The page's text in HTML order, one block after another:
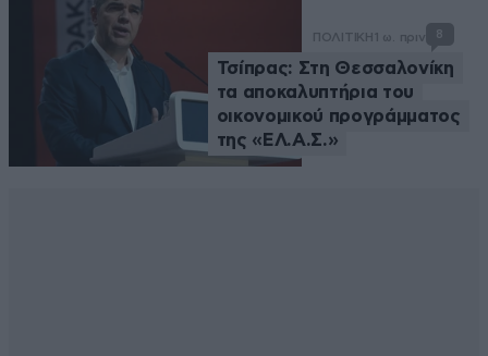
ΠΟΛΙΤΙΚΗ 1 ω. πριν 8
Τσίπρας: Στη Θεσσαλονίκη
τα αποκαλυπτήρια του
οικονομικού προγράμματος
της «ΕΛ.Α.Σ.»